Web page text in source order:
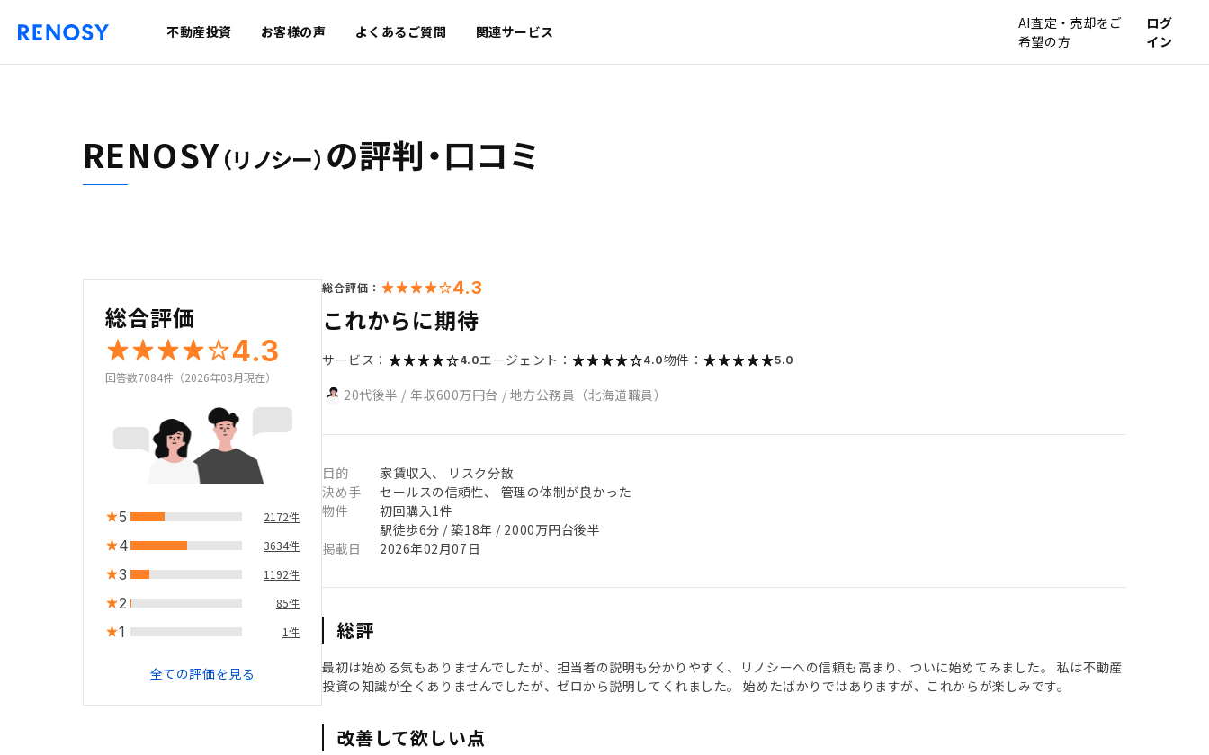
不動産投資 お客様の声 よくあるご質問 関連サービス
AI査定・売却をご
希望の方
ログ
イン
RENOSY（リノシー） の評判・口コミ
総合評価
4.3
回答数7084件（2026年08月現在）
5 2172件
4 3634件
3 1192件
2 85件
1 1件
全ての評価を見る
総合評価： 4.3
これからに期待
サービス： 4.0エージェント： 4.0物件： 5.0
20代後半 / 年収600万円台 / 地方公務員（北海道職員）
目的
家賃収入、 リスク分散
決め手
セールスの信頼性、 管理の体制が良かった
物件
初回購入1件
駅徒歩6分 / 築18年 / 2000万円台後半
掲載日
2026年02月07日
総評
最初は始める気もありませんでしたが、担当者の説明も分かりやすく、リノシーへの信頼も高まり、ついに始めてみました。 私は不動産
投資の知識が全くありませんでしたが、ゼロから説明してくれました。 始めたばかりではありますが、これからが楽しみです。
改善して欲しい点